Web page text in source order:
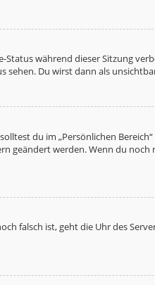
während dieser Sitzung
Du wirst dann als
du im „Persönlichen
geändert werden. Wenn du
falsch ist, geht die Uhr des